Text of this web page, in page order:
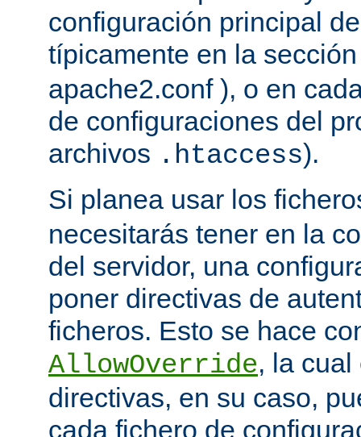
configuración principal
típicamente en la
apache2.conf ), o en
de configuraciones del
archivos .htaccess).
Si planea usar los
necesitarás tener en la
del servidor, una
poner directivas de
ficheros. Esto se hace
AllowOverride, la
directivas, en su caso,
cada fichero de